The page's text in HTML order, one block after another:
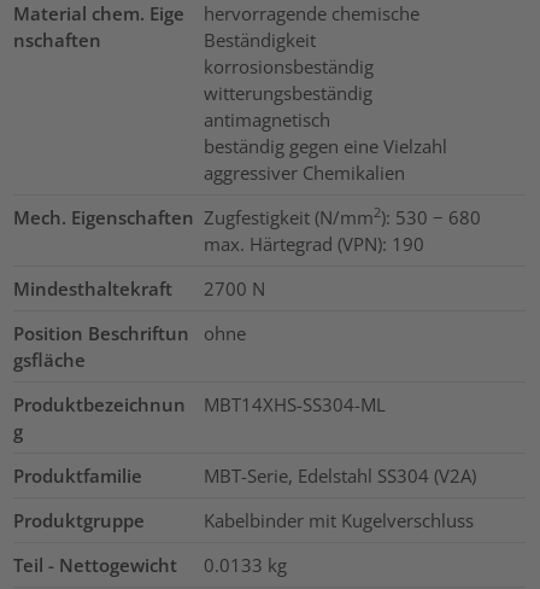
Material chem. Eige
nschaften
hervorragende chemische
Beständigkeit
korrosionsbeständig
witterungsbeständig
antimagnetisch
beständig gegen eine Vielzahl
aggressiver Chemikalien
Mech. Eigenschaften Zugfestigkeit (N/mm2): 530 − 680
max. Härtegrad (VPN): 190
Mindesthaltekraft
2700 N
Position Beschriftun
gsfläche
ohne
Produktbezeichnun
g
MBT14XHS-SS304-ML
Produktfamilie
MBT-Serie, Edelstahl SS304 (V2A)
Produktgruppe
Kabelbinder mit Kugelverschluss
Teil - Nettogewicht
0.0133 kg